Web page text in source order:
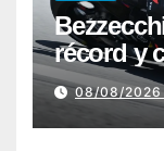
récord y
08/08/2026